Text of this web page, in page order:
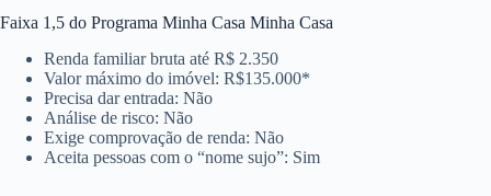
Faixa 1,5 do Programa Minha Casa Minha Casa
Renda familiar bruta até R$ 2.350
Valor máximo do imóvel: R$135.000*
Precisa dar entrada: Não
Análise de risco: Não
Exige comprovação de renda: Não
Aceita pessoas com o “nome sujo”: Sim